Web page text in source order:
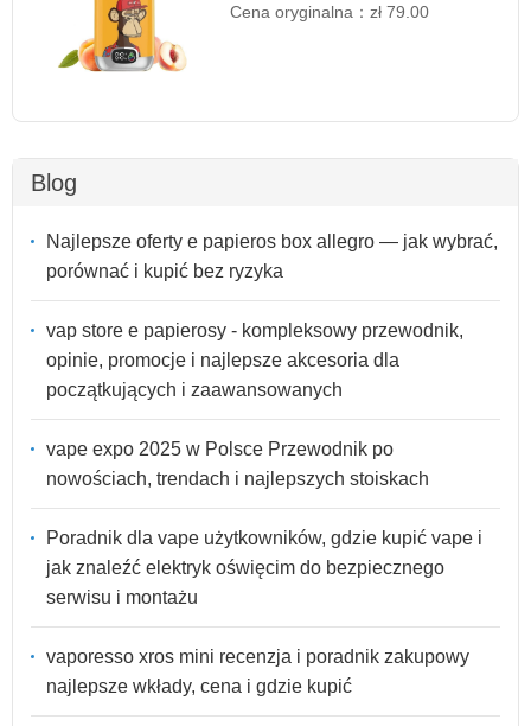
Cena oryginalna：zł 79.00
Blog
Najlepsze oferty e papieros box allegro — jak wybrać,
porównać i kupić bez ryzyka
vap store e papierosy - kompleksowy przewodnik,
opinie, promocje i najlepsze akcesoria dla
początkujących i zaawansowanych
vape expo 2025 w Polsce Przewodnik po
nowościach, trendach i najlepszych stoiskach
Poradnik dla vape użytkowników, gdzie kupić vape i
jak znaleźć elektryk oświęcim do bezpiecznego
serwisu i montażu
vaporesso xros mini recenzja i poradnik zakupowy
najlepsze wkłady, cena i gdzie kupić